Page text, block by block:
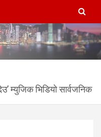
अनलाईन
com
म्युजिक भिडियो सार्वजनिक